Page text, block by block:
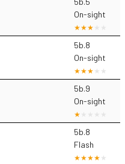
On-sight
5b.8
On-sight
5b.9
On-sight
5b.8
Flash